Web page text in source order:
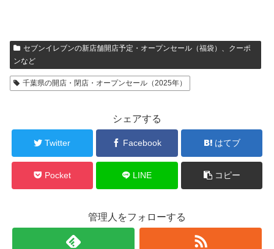
セブンイレブンの新店舗開店予定・オープンセール（福袋）、クーポ
ンなど
千葉県の開店・閉店・オープンセール（2025年）
シェアする
Twitter Facebook はてブ
Pocket LINE コピー
管理人をフォローする